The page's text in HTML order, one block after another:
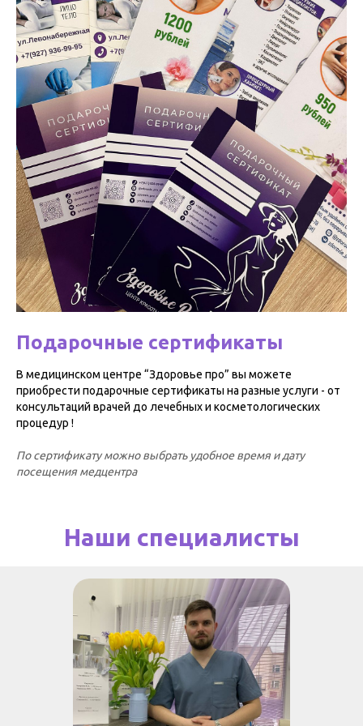
Подарочные сертификаты
В медицинском центре “Здоровье про” вы можете
приобрести подарочные сертификаты на разные услуги - от
консультаций врачей до лечебных и косметологических
процедур !
По сертификату можно выбрать удобное время и дату
посещения медцентра
Наши специалисты